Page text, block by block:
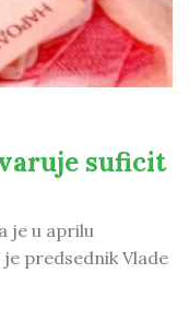
suficit
je u aprilu
predsednik Vlade